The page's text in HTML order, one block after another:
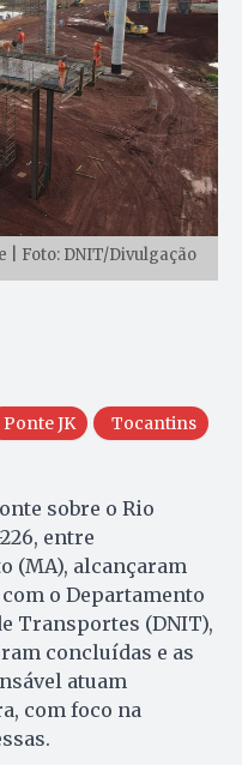
| Foto: DNIT/Divulgação
Ponte JK Tocantins
sobre o Rio
entre
(MA), alcançaram
com o Departamento
Transportes (DNIT),
concluídas e as
atuam
com foco na